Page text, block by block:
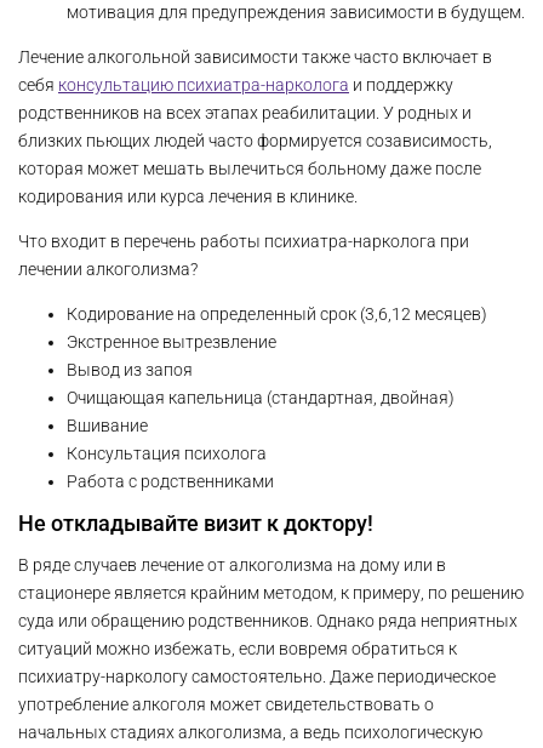
мотивация для предупреждения зависимости в будущем.
Лечение алкогольной зависимости также часто включает в
себя консультацию психиатра-нарколога и поддержку
родственников на всех этапах реабилитации. У родных и
близких пьющих людей часто формируется созависимость,
которая может мешать вылечиться больному даже после
кодирования или курса лечения в клинике.
Что входит в перечень работы психиатра-нарколога при
лечении алкоголизма?
Кодирование на определенный срок (3,6,12 месяцев)
Экстренное вытрезвление
Вывод из запоя
Очищающая капельница (стандартная, двойная)
Вшивание
Консультация психолога
Работа с родственниками
Не откладывайте визит к доктору!
В ряде случаев лечение от алкоголизма на дому или в
стационере является крайним методом, к примеру, по решению
суда или обращению родственников. Однако ряда неприятных
ситуаций можно избежать, если вовремя обратиться к
психиатру-наркологу самостоятельно. Даже периодическое
употребление алкоголя может свидетельствовать о
начальных стадиях алкоголизма, а ведь психологическую